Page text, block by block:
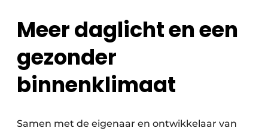
Meer daglicht en een
gezonder
binnenklimaat
Samen met de eigenaar en ontwikkelaar van